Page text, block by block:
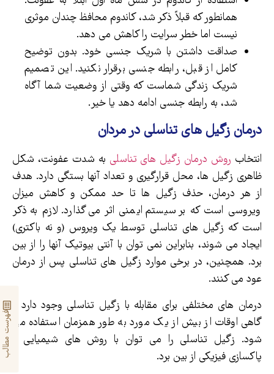
فهرست مطالب
همانطور که قبلاً ذکر شد، کاندوم محافظ چندان موثری
نیست اما خطر سرایت را کاهش می دهد.
صداقت داشتن با شریک جنسی خود. بدون توضیح
کامل از قبل، رابطه جنسی برقرار نکنید. این تصمیم
شریک زندگی شماست که وقتی از وضعیت شما آگاه
شد، به رابطه جنسی ادامه دهد یا خیر.
درمان زگیل های تناسلی در مردان
انتخاب روش درمان زگیل های تناسلی به شدت عفونت، شکل
ظاهری زگیل ها، محل قرارگیری و تعداد آنها بستگی دارد. هدف
از هر درمان، حذف زگیل ها تا حد ممکن و کاهش میزان
ویروسی است که بر سیستم ایمنی اثر می گذارد. لازم به ذکر
است که زگیل های تناسلی توسط یک ویروس (و نه باکتری)
ایجاد می شوند، بنابراین نمی توان با آنتی بیوتیک آنها را از بین
برد. همچنین، در برخی موارد زگیل های تناسلی پس از درمان
عود می کنند.
درمان های مختلفی برای مقابله با زگیل تناسلی وجود دارد و
گاهی اوقات از بیش از یک مورد به طور همزمان استفاده می
شود. زگیل تناسلی را می توان با روش های شیمیایی و
پاکسازی فیزیکی از بین برد.